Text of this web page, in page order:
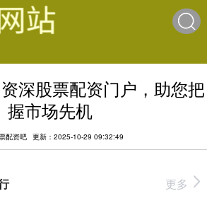
深股票配资门户，助您把
握市场先机
配资吧 更新：2025-10-29 09:32:49
更多